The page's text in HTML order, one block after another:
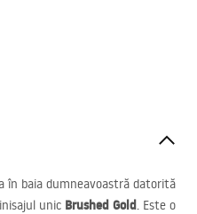
în baia dumneavoastră datorită
unic Brushed Gold. Este o